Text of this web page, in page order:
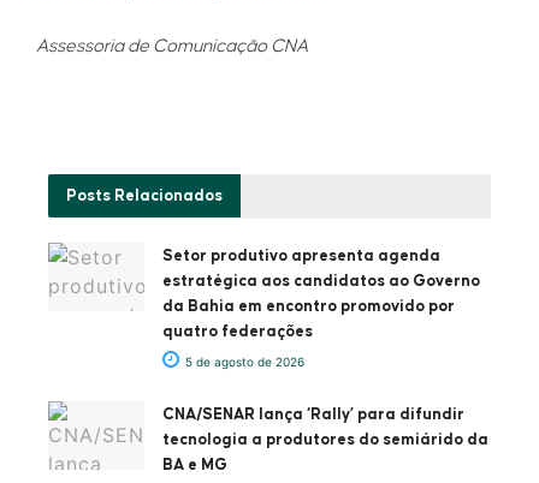
Assessoria de Comunicação CNA
Posts Relacionados
Setor produtivo apresenta agenda
estratégica aos candidatos ao Governo
da Bahia em encontro promovido por
quatro federações
5 de agosto de 2026
CNA/SENAR lança ‘Rally’ para difundir
tecnologia a produtores do semiárido da
BA e MG